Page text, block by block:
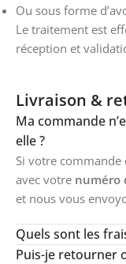
Ou sous forme
Le traitement est
réception et
Livraison &
Ma commande
elle ?
Si votre commande
avec votre numéro
et nous vous
Quels sont les
Puis-je retourner